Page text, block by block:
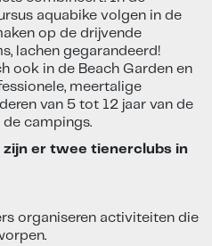
aquabike volgen in de
op de drijvende
lachen gegarandeerd!
ook in de Beach Garden en
meertalige
van 5 tot 12 jaar van de
campings.
zijn er twee tienerclubs in
organiseren activiteiten die